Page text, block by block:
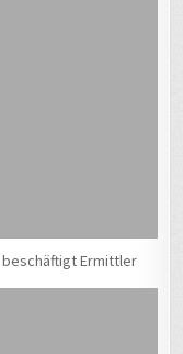
Ermittler